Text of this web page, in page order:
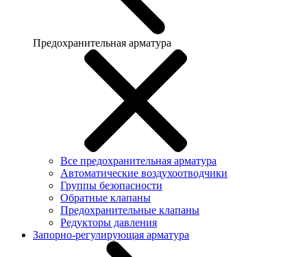
Предохранительная арматура
Все предохранительная арматура
Автоматические воздухоотводчики
Группы безопасности
Обратные клапаны
Предохранительные клапаны
Редукторы давления
Запорно-регулирующая арматура